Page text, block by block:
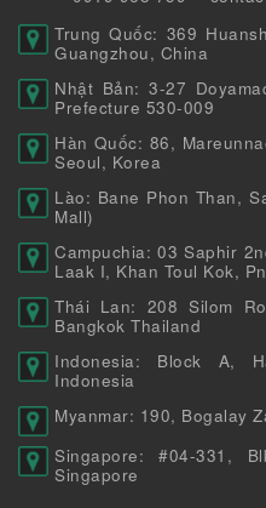
Trung Quốc: 369
Guangzhou, China
Nhật Bản: 3-27
Prefecture 530-009
Hàn Quốc: 86,
Seoul, Korea
Lào: Bane Phon Than,
Mall)
Campuchia: 03 Saphir
Laak I, Khan Toul Kok,
Thái Lan: 208 Silom
Bangkok Thailand
Indonesia: Block A,
Indonesia
Myanmar: 190, Bogalay
Singapore: #04-331,
Singapore